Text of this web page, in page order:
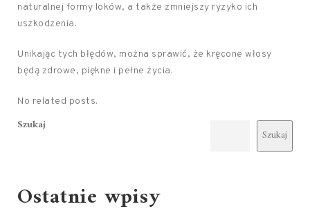
naturalnej formy loków, a także zmniejszy ryzyko ich
uszkodzenia.
Unikając tych błędów, można sprawić, że kręcone włosy
będą zdrowe, piękne i pełne życia.
No related posts.
Szukaj
Szukaj
Ostatnie wpisy